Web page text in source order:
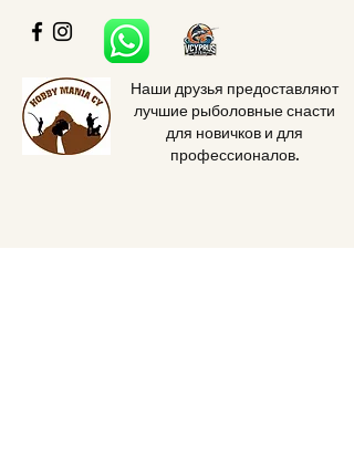
Наши друзья предоставляют
лучшие рыболовные снасти
для новичков и для
профессионалов.